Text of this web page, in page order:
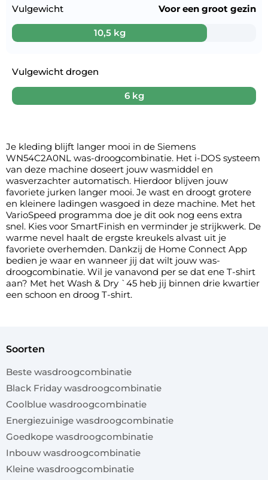
Vulgewicht
10,5 kg
Voor een groot gezin
Vulgewicht drogen
6 kg
Je kleding blijft langer mooi in de Siemens
WN54C2A0NL was-droogcombinatie. Het i-DOS systeem
van deze machine doseert jouw wasmiddel en
wasverzachter automatisch. Hierdoor blijven jouw
favoriete jurken langer mooi. Je wast en droogt grotere
en kleinere ladingen wasgoed in deze machine. Met het
VarioSpeed programma doe je dit ook nog eens extra
snel. Kies voor SmartFinish en verminder je strijkwerk. De
warme nevel haalt de ergste kreukels alvast uit je
favoriete overhemden. Dankzij de Home Connect App
bedien je waar en wanneer jij dat wilt jouw was-
droogcombinatie. Wil je vanavond per se dat ene T-shirt
aan? Met het Wash & Dry `45 heb jij binnen drie kwartier
een schoon en droog T-shirt.
soorten
Beste wasdroogcombinatie
Black Friday wasdroogcombinatie
Coolblue wasdroogcombinatie
Energiezuinige wasdroogcombinatie
Goedkope wasdroogcombinatie
Inbouw wasdroogcombinatie
Kleine wasdroogcombinatie